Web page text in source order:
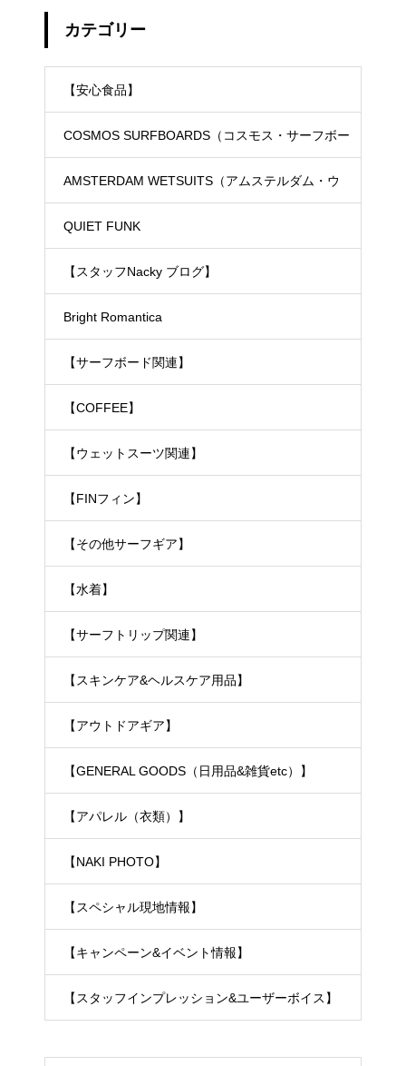
カテゴリー
【安心食品】
COSMOS SURFBOARDS（コスモス・サーフボー
ド）
AMSTERDAM WETSUITS（アムステルダム・ウ
ェットスーツ）
QUIET FUNK
【スタッフNacky ブログ】
Bright Romantica
【サーフボード関連】
【COFFEE】
【ウェットスーツ関連】
【FINフィン】
【その他サーフギア】
【水着】
【サーフトリップ関連】
【スキンケア&ヘルスケア用品】
【アウトドアギア】
【GENERAL GOODS（日用品&雑貨etc）】
【アパレル（衣類）】
【NAKI PHOTO】
【スペシャル現地情報】
【キャンペーン&イベント情報】
【スタッフインプレッション&ユーザーボイス】